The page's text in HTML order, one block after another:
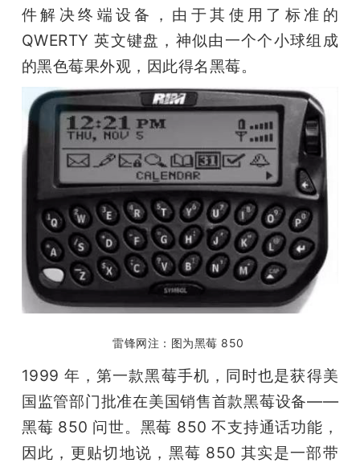
件解决终端设备，由于其使用了标准的
QWERTY 英文键盘，神似由一个个小球组成
的黑色莓果外观，因此得名黑莓。
雷锋网注：图为黑莓 850
1999 年，第一款黑莓手机，同时也是获得美
国监管部门批准在美国销售首款黑莓设备——
黑莓 850 问世。黑莓 850 不支持通话功能，
因此，更贴切地说，黑莓 850 其实是一部带